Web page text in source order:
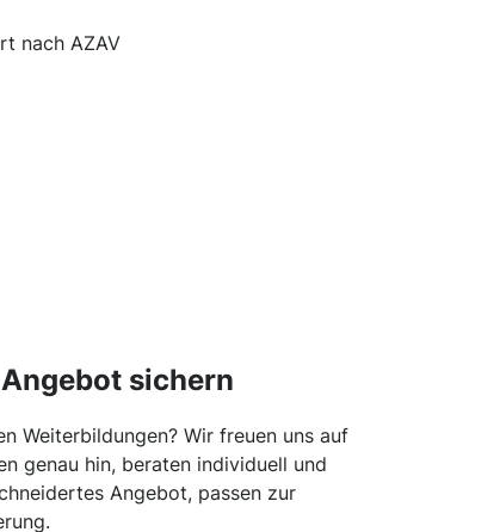
nach AZAV
sichern
Weiterbildungen? Wir freuen uns auf
genau hin, beraten individuell und
Angebot, passen zur